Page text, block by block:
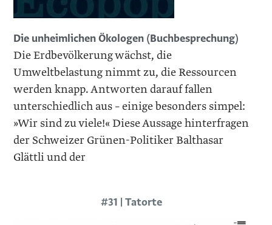
Die unheimlichen Ökologen (Buchbesprechung)
Die Erdbevölkerung wächst, die
Umweltbelastung nimmt zu, die Ressourcen
werden knapp. Antworten darauf fallen
unterschiedlich aus – einige besonders simpel:
»Wir sind zu viele!« Diese Aussage hinterfragen
der Schweizer Grünen-Politiker Balthasar
Glättli und der
#31 | Tatorte